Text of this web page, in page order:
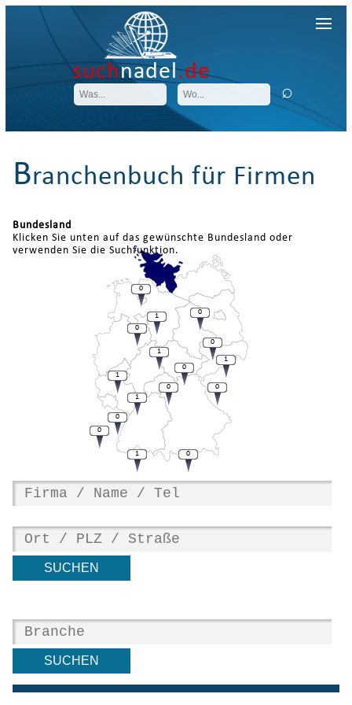
suchnadel.de
Branchenbuch für Firmen
Bundesland
Klicken Sie unten auf das gewünschte Bundesland oder
verwenden Sie die Suchfunktion.
0
1
1
0
0
0
1
0
0
1
0
1
0
1
0
0